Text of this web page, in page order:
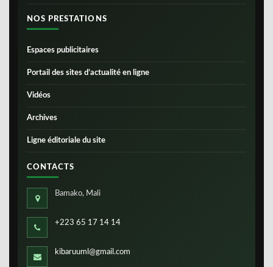
NOS PRESTATIONS
Espaces publicitaires
Portail des sites d’actualité en ligne
Vidéos
Archives
Ligne éditoriale du site
CONTACTS
Bamako, Mali
+223 65 17 14 14
kibaruuml@gmail.com